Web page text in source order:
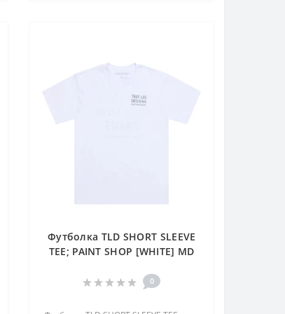
Футболка TLD SHORT SLEEVE
TEE; PAINT SHOP [WHITE] MD
0